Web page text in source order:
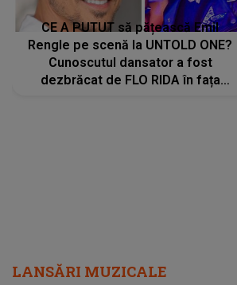
CE A PUTUT să pățească Emil
Rengle pe scenă la UNTOLD ONE?
Cunoscutul dansator a fost
dezbrăcat de FLO RIDA în fața
LANSĂRI MUZICALE